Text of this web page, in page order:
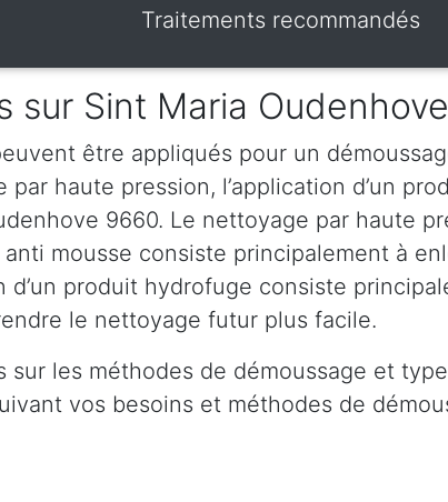
Traitements recommandés
sur Sint Maria Oudenhove
être appliqués pour un
haute pression, l’application d’un
9660. Le nettoyage par haute
anti mousse consiste principalement à
d’un produit hydrofuge consiste
le nettoyage futur plus facile.
les méthodes de démoussage et
vos besoins et méthodes de